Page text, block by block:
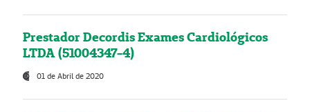
Prestador Decordis Exames Cardiológicos
LTDA (51004347-4)
01 de Abril de 2020